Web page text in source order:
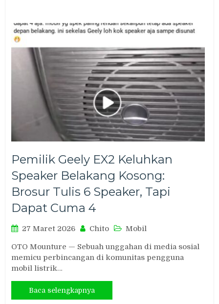
Pemilik Geely EX2 Keluhkan
Speaker Belakang Kosong:
Brosur Tulis 6 Speaker, Tapi
Dapat Cuma 4
27 Maret 2026 Chito Mobil
OTO Mounture — Sebuah unggahan di media sosial
memicu perbincangan di komunitas pengguna
mobil listrik…
Baca selengkapnya